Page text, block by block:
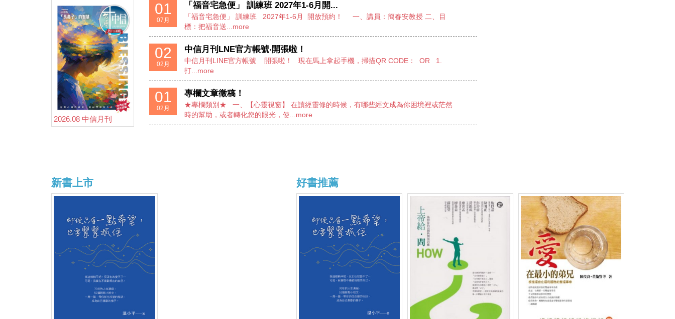
2026.08 中信月刊
01
07月
「福音宅急便」 訓練班 2027年1-6月開...
「福音宅急便」 訓練班 2027年1-6月 開放預約！ 一、講員：簡春安教授 二、目
標：把福音送...more
02
02月
中信月刊LNE官方帳號‧開張啦！
中信月刊LINE官方帳號 開張啦！ 現在馬上拿起手機，掃描QR CODE： OR 1.
打...more
01
02月
專欄文章徵稿！
★專欄類別★ 一、【心靈視窗】 在讀經靈修的時候，有哪些經文成為你困境裡或茫然
時的幫助，或者轉化您的眼光，使...more
新書上市 好書推薦